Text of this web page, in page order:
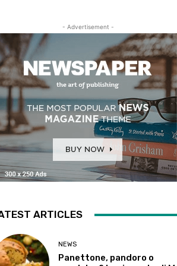
- Advertisement -
ARTICLES
NEWS
Panettone, pandoro o